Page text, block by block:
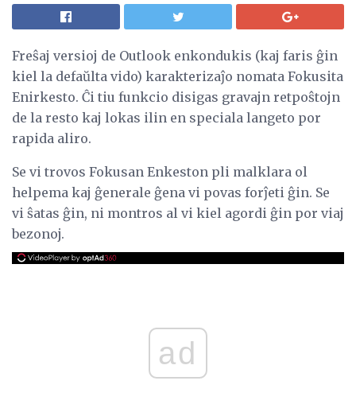
Freŝaj versioj de Outlook enkondukis (kaj faris ĝin
kiel la defaŭlta vido) karakterizaĵo nomata Fokusita
Enirkesto. Ĉi tiu funkcio disigas gravajn retpoŝtojn
de la resto kaj lokas ilin en speciala langeto por
rapida aliro.
Se vi trovos Fokusan Enkeston pli malklara ol
helpema kaj ĝenerale ĝena vi povas forĵeti ĝin. Se
vi ŝatas ĝin, ni montros al vi kiel agordi ĝin por viaj
bezonoj.
ad